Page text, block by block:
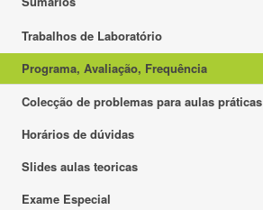
Trabalhos de Laboratório
Programa, Avaliação, Frequência
Colecção de problemas para aulas práticas
Horários de dúvidas
Slides aulas teoricas
Exame Especial